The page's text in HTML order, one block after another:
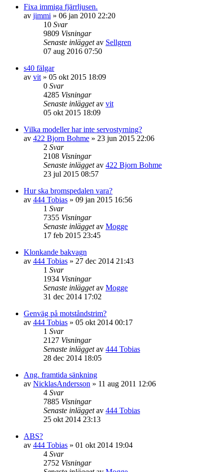
Fixa immiga fjärrljusen.
av jimmi » 06 jan 2010 22:20
10 Svar
9809 Visningar
Senaste inläggetav Sellgren
07 aug 2016 07:50
s40 fälgar
av vit » 05 okt 2015 18:09
0 Svar
4285 Visningar
Senaste inläggetav vit
05 okt 2015 18:09
Vilka modeller har inte servostyrning?
av 422 Bjorn Bohme » 23 jun 2015 22:06
2 Svar
2108 Visningar
Senaste inläggetav 422 Bjorn Bohme
23 jul 2015 08:57
Hur ska bromspedalen vara?
av 444 Tobias » 09 jan 2015 16:56
1 Svar
7355 Visningar
Senaste inläggetav Mogge
17 feb 2015 23:45
Klonkande bakvagn
av 444 Tobias » 27 dec 2014 21:43
1 Svar
1934 Visningar
Senaste inläggetav Mogge
31 dec 2014 17:02
Genväg på motståndstrim?
av 444 Tobias » 05 okt 2014 00:17
1 Svar
2127 Visningar
Senaste inläggetav 444 Tobias
28 dec 2014 18:05
Ang. framtida sänkning
av NicklasAndersson » 11 aug 2011 12:06
4 Svar
7885 Visningar
Senaste inläggetav 444 Tobias
25 okt 2014 23:13
ABS?
av 444 Tobias » 01 okt 2014 19:04
4 Svar
2752 Visningar